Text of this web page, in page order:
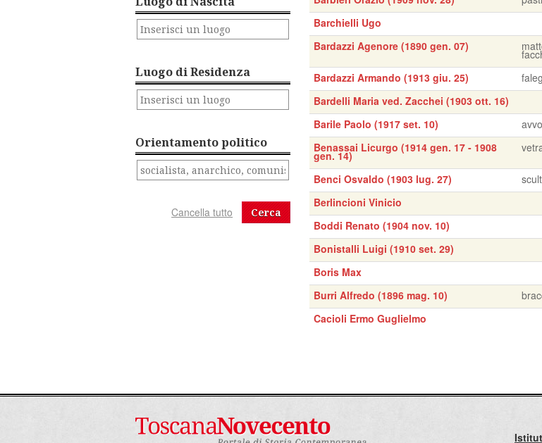
Luogo di Residenza
Orientamento politico
Cerca
Barchielli Ugo
Bardazzi Agenore (1890 gen. 07)
Bardazzi Armando (1913 giu. 25)
Bardelli Maria ved. Zacchei (1903 ott. 16)
Barile Paolo (1917 set. 10)
Benassai Licurgo (1914 gen. 17 - 1908
gen. 14)
Benci Osvaldo (1903 lug. 27)
Berlincioni Vinicio
Boddi Renato (1904 nov. 10)
Bonistalli Luigi (1910 set. 29)
Boris Max
Burri Alfredo (1896 mag. 10)
Cacioli Ermo Guglielmo